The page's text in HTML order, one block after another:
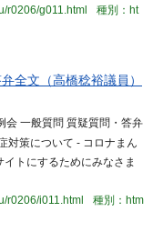
r0206/g011.html
種別：ht
全文（高橋稔裕議員）
会 一般質問 質疑質問・答弁
対策について - コロナまん
トにするためにみなさま
r0206/i011.html
種別：htm